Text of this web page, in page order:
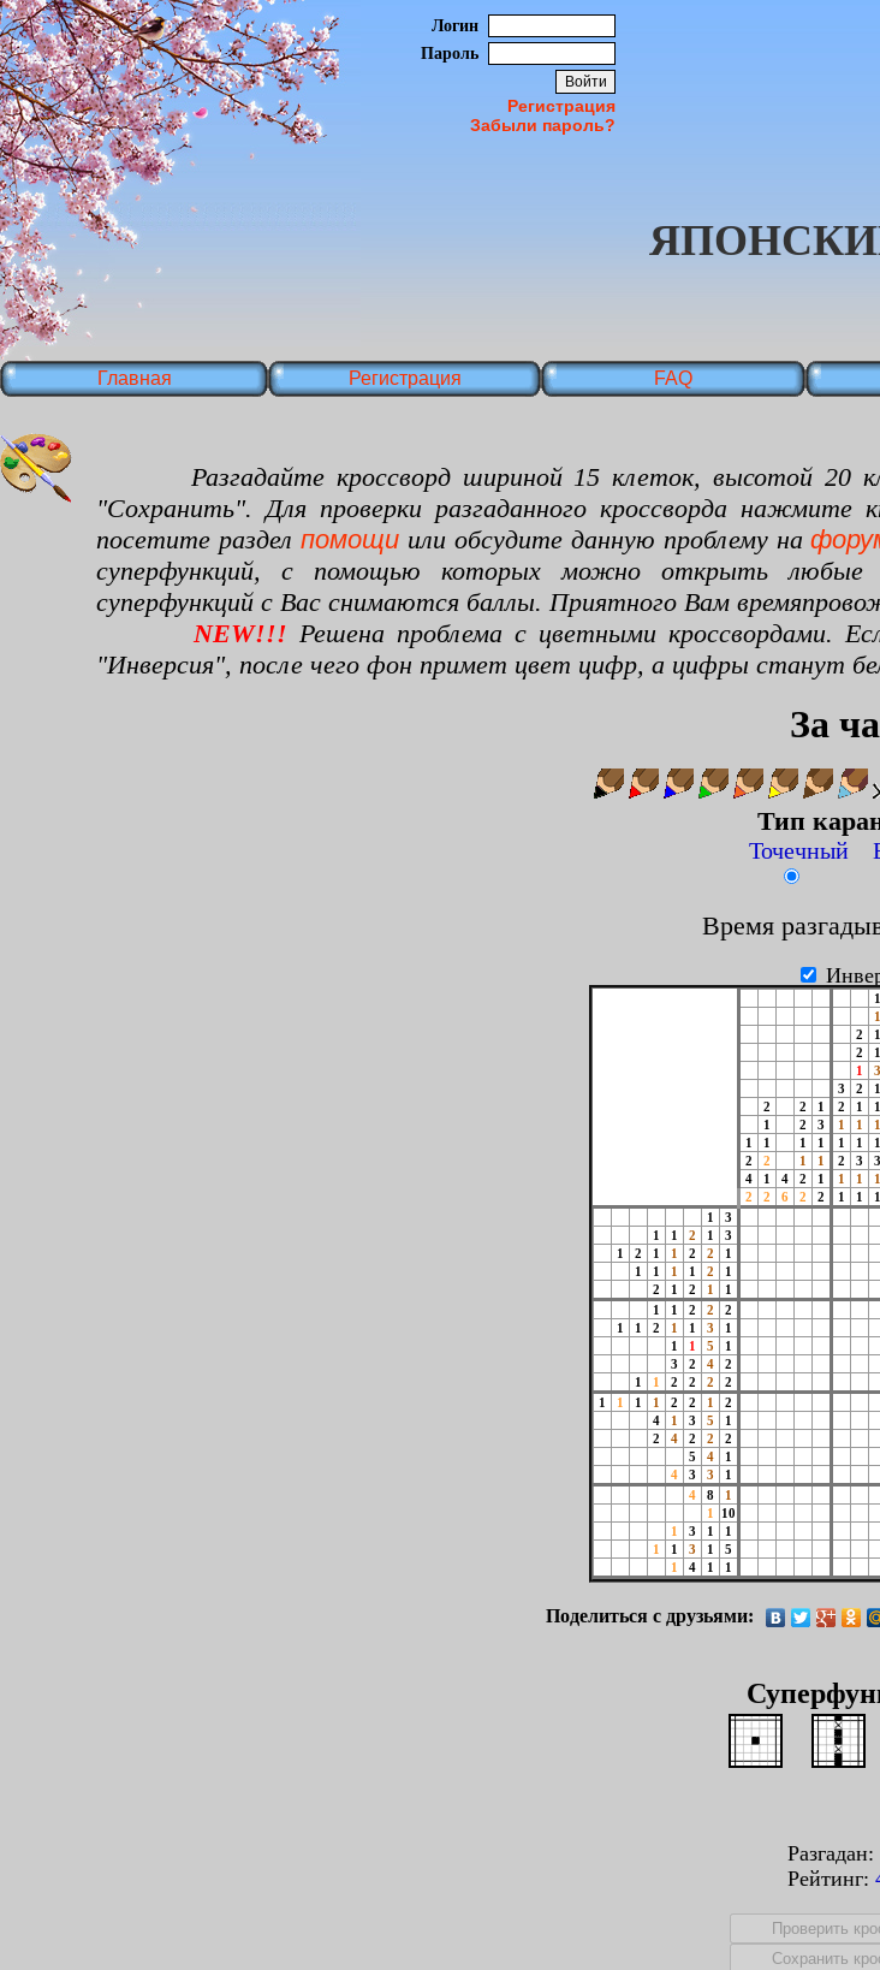
Логин
Пароль
Регистрация
Забыли пароль?
Главная Регистрация FAQ
Разгадайте кроссворд шириной 15 клеток, высотой 20
"Сохранить". Для проверки разгаданного кроссворда
посетите раздел помощиили обсудите данную проблему на
суперфункций, с помощью которых можно открыть любые
суперфункций с Вас снимаются баллы. Приятного Вам
NEW!!! Решена проблема с цветными кроссвордами.
"Инверсия", после чего фон примет цвет цифр, а цифры станут
За
Тип
Точечный
Время
1
1
2
1
2
1
1
3
3
2 1
2
2 1 2 1 1
1
2 3 1 1 1
1
1 1 1 1 1 1
2
2 1 1 2 3 3
4
1 4 2 1 1 1 1
2
2 6 2 2 1 1 1
1
3
1
1 2 1
3
1
2 1 1 2 2
1
1
1 1 1 2
1
2
1 2 1
1
1
1 2 2
2
1
1 2 1 1 3
1
1
1 5
1
3
2 4
2
1
1 2 2 2
2
1
1 1 1 2 2 1
2
4
1 3 5
1
2
4 2 2
2
5
4
1
4
3 3
1
4
8
1
1
10
1
3 1
1
1
1 3 1
5
1
4 1 1
Поделиться с друзьями:
Разгадан:
Рейтинг: